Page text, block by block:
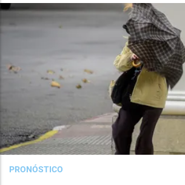
PRONÓSTICO